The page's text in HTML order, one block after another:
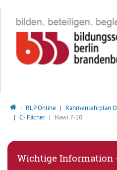
Bildungsserver Berlin - Brandenburg
RLP Online
Rahmenlehrplan
C - Fächer
Nawi 7-10
Wichtige Information